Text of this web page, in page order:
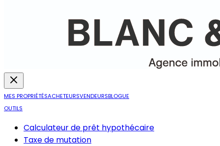
MES PROPRIÉTÉSACHETEURSVENDEURSBLOGUE
OUTILS
Calculateur de prêt hypothécaire
Taxe de mutation